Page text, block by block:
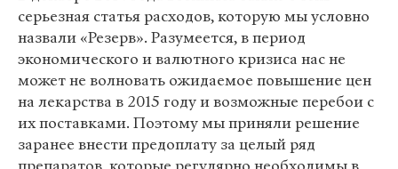
серьезная статья расходов, которую мы условно
назвали «Резерв». Разумеется, в период
экономического и валютного кризиса нас не
может не волновать ожидаемое повышение цен
на лекарства в 2015 году и возможные перебои с
их поставками. Поэтому мы приняли решение
заранее внести предоплату за целый ряд